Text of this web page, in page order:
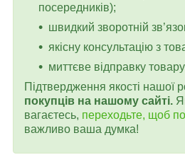
посередників);
швидкий зворотній
якісну консультацію з
миттєве відправку товару
Підтвердження якості нашої
покупців на нашому сайті.
вагаєтесь, переходьте, щоб
важливо ваша думка!